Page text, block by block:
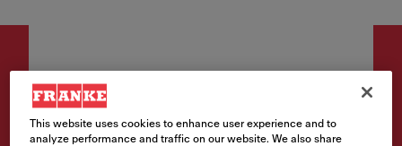
Accessoires
This website uses cookies to enhance user experience and to
analyze performance and traffic on our website. We also share